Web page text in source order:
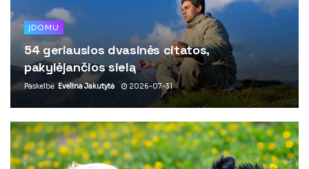
ĮDOMU
54 geriausios dvasinės citatos,
pakylėjančios sielą
Paskelbė Evelina Jakutytė 2026-07-31